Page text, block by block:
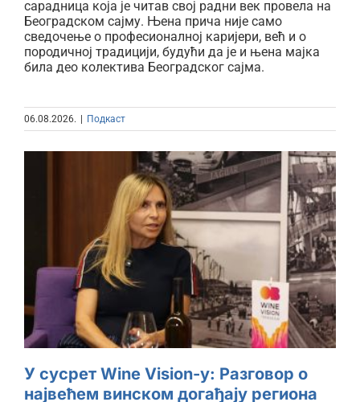
сарадница која је читав свој радни век провела на
Београдском сајму. Њена прича није само
сведочење о професионалној каријери, већ и о
породичној традицији, будући да је и њена мајка
била део колектива Београдског сајма.
06.08.2026. | Подкаст
У сусрет Wine Vision-у:
Разговор о највећем винском
догађају региона
У сусрет Wine Vision-у: Разговор о
највећем винском догађају региона